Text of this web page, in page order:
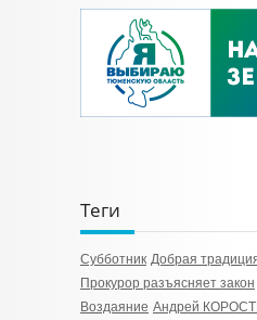
Теги
Субботник Добрая
Прокурор разъясняет закон
Воздаяние Андрей